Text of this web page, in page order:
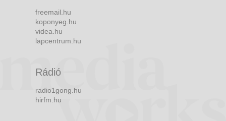
freemail.hu
koponyeg.hu
videa.hu
lapcentrum.hu
Rádió
radio1gong.hu
hirfm.hu